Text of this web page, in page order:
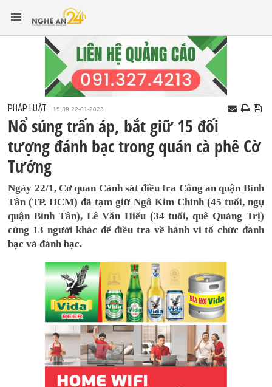
PHÁP LUẬT 15:39 22-01-2023
Nổ súng trấn áp, bắt giữ 15 đối
tượng đánh bạc trong quán cà phê Cờ
Tướng
Ngày 22/1, Cơ quan Cảnh sát điều tra Công an quận Bình
Tân (TP. HCM) đã tạm giữ Ngô Kim Chỉnh (45 tuổi, ngụ
quận Bình Tân), Lê Văn Hiếu (34 tuổi, quê Quảng Trị)
cùng 13 người khác để điều tra về hành vi tổ chức đánh
bạc và đánh bạc.